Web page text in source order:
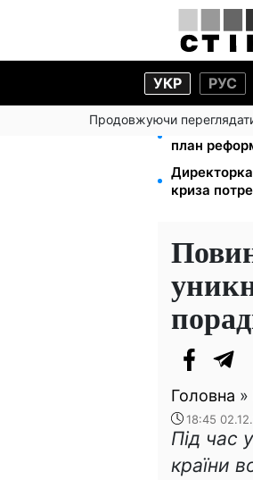
УКР РУС
Продовжуючи200+ тисяч
план
криза
Головна »
18:45
Під час
країни